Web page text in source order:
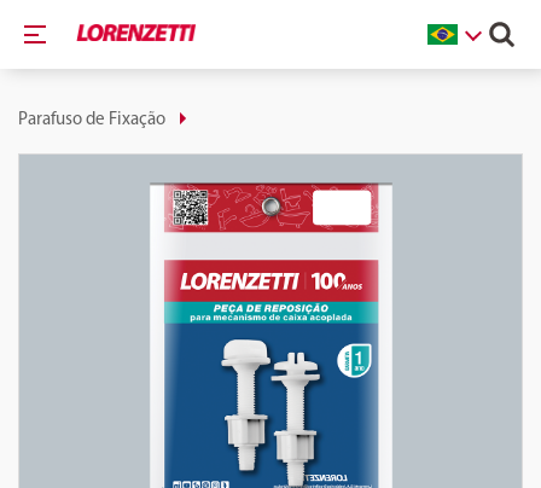
Parafuso de Fixação